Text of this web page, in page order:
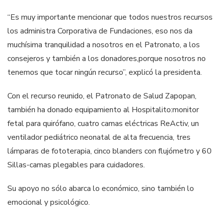
“Es muy importante mencionar que todos nuestros recursos
los administra Corporativa de Fundaciones, eso nos da
muchísima tranquilidad a nosotros en el Patronato, a los
consejeros y también a los donadores,porque nosotros no
tenemos que tocar ningún recurso”, explicó la presidenta.
Con el recurso reunido, el Patronato de Salud Zapopan,
también ha donado equipamiento al Hospitalito:monitor
fetal para quirófano, cuatro camas eléctricas ReActiv, un
ventilador pediátrico neonatal de alta frecuencia, tres
lámparas de fototerapia, cinco blanders con flujómetro y 60
Sillas-camas plegables para cuidadores.
Su apoyo no sólo abarca lo económico, sino también lo
emocional y psicológico.